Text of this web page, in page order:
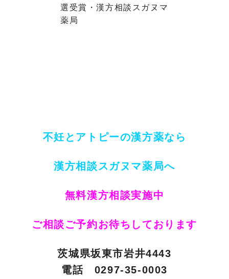
選受賞・漢方相談スガヌマ
薬局
不妊とアトピーの漢方薬なら
漢方相談スガヌマ薬局へ
無料漢方相談実施中
ご相談ご予約お待ちしております
茨城県坂東市岩井4443
電話 0297-35-0003